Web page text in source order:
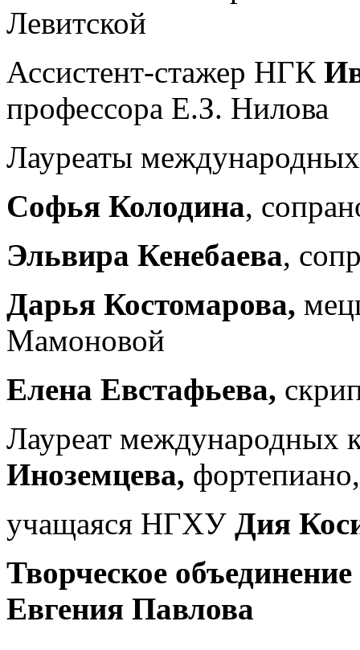
Левитской
Ассистент-стажер НГК
профессора Е.З. Нилова
Лауреаты
Софья Колодина,
Эльвира Кенебаева,
Дарья Костомарова,
Мамоновой
Елена Евстафьева,
Лауреат
Иноземцева,
учащаяся НГХУ Дия
Творческое
Евгения Павлова